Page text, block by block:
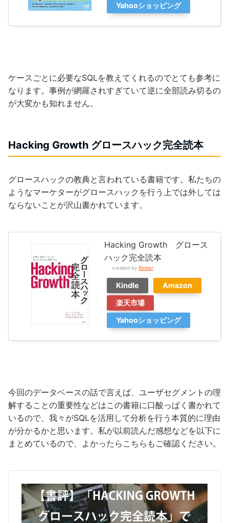
Yahooショッピング
ケースごとに必要なSQLを教えてくれるのでとても参考に
なります。事例が網羅されすぎていて逆に全部読み切るの
が大変かも知れません。
Hacking Growth グロースハック完全読本
グロースハックの教典と言われている書籍です。私たちの
ようなマーケターがグロースハックを行う上では外しては
ならないことが沢山書かれています。
Hacking Growth グロース
ハック完全読本
created by Rinker
Kindle
Amazon
楽天市場
Yahooショッピング
今回のデータベースの話で言えば、ユーザセグメントの理
解することの重要性などはこの書籍に口酸っぱく書かれて
いるので、我々がSQLを活用して分析を行う本質的に理由
が分かるかと思います。私が以前読んだ感想などを以下に
まとめているので、よかったらこちらもご確認ください。